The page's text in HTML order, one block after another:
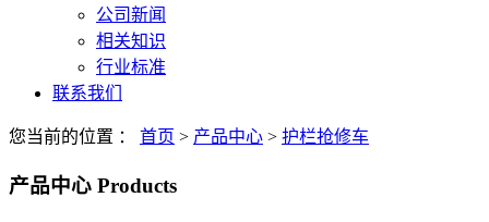
公司新闻
相关知识
行业标准
联系我们
您当前的位置 ： 首页 > 产品中心 > 护栏抢修车
产品中心 Products